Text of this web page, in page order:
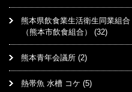
熊本県飲食業生活衛生同業組
（熊本市飲食組合） (32)
熊本青年会議所 (2)
熱帯魚 水槽 コケ (5)